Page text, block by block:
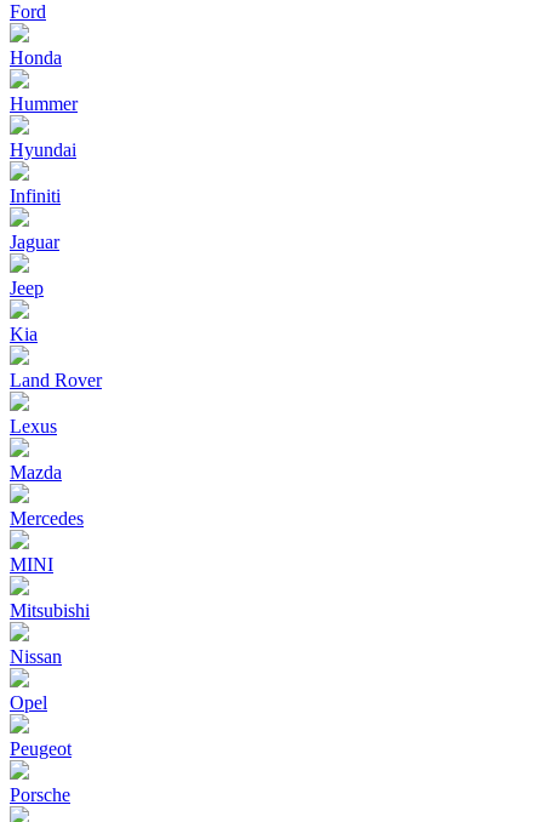
Ford
Honda
Hummer
Hyundai
Infiniti
Jaguar
Jeep
Kia
Land Rover
Lexus
Mazda
Mercedes
MINI
Mitsubishi
Nissan
Opel
Peugeot
Porsche